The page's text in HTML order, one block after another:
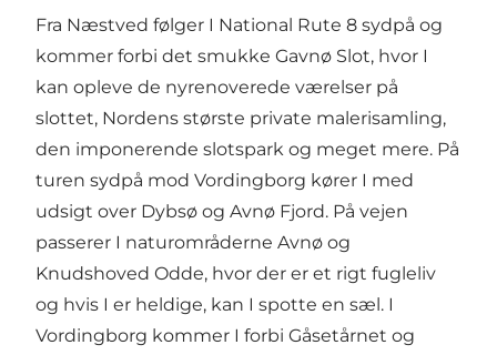
Fra Næstved følger I National Rute 8 sydpå og
kommer forbi det smukke Gavnø Slot, hvor I
kan opleve de nyrenoverede værelser på
slottet, Nordens største private malerisamling,
den imponerende slotspark og meget mere. På
turen sydpå mod Vordingborg kører I med
udsigt over Dybsø og Avnø Fjord. På vejen
passerer I naturområderne Avnø og
Knudshoved Odde, hvor der er et rigt fugleliv
og hvis I er heldige, kan I spotte en sæl. I
Vordingborg kommer I forbi Gåsetårnet og